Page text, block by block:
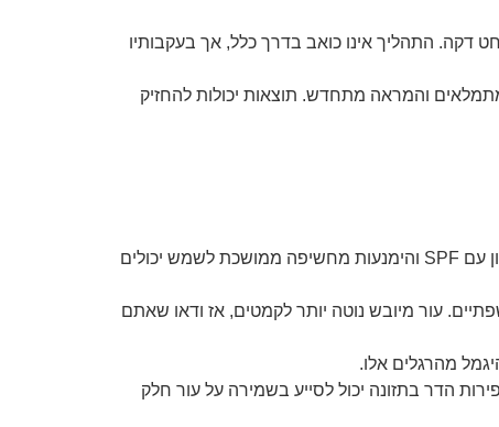
דקה. התהליך אינו כואב בדרך כלל, אך בעקבותיו
והמראה מתחדש. תוצאות יכולות להחזיק
שימוש באמצעי הגנה על השפתיים מקרני השמש המזיקות היא צעד מונע הופעתם של קמטוטי שפתיים. מריחת שפתון עם SPF והימנעות מחשיפה ממושכת לשמש יכולים
עור מיובש נוטה יותר לקמטים, אז ודאו שאתם
מהרגלים אלו.
הדר בתזונה יכול לסייע בשמירה על עור חלק